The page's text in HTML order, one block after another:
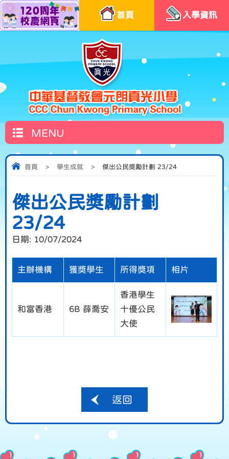
首頁 入學資訊
MENU
首頁 > 學生成就 > 傑出公民獎勵計劃 23/24
傑出公民獎勵計劃
23/24
日期: 10/07/2024
主辦機構 獲獎學生 所得獎項 相片
和富香港 6B 薛喬安
香港學生
十優公民
大使
返回